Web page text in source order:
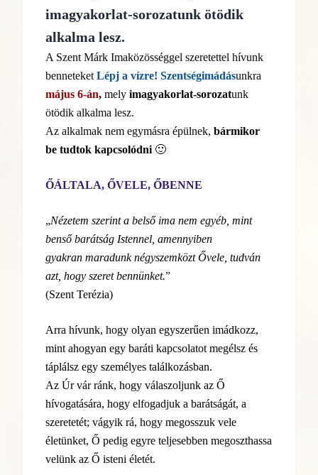
imagyakorlat-sorozatunk ötödik
alkalma lesz.
A Szent Márk Imaközösséggel szeretettel hívunk
benneteket Lépj a vízre! Szentségimádásunkra
május 6-án, mely imagyakorlat-sorozatunk
ötödik alkalma lesz.
Az alkalmak nem egymásra épülnek, bármikor
be tudtok kapcsolódni 🙂
ŐÁLTALA, ŐVELE, ŐBENNE
„Nézetem szerint a belső ima nem egyéb, mint
benső barátság Istennel, amennyiben
gyakran maradunk négyszemközt Ővele, tudván
azt, hogy szeret bennünket.”
(Szent Terézia)
Arra hívunk, hogy olyan egyszerűen imádkozz,
mint ahogyan egy baráti kapcsolatot megélsz és
táplálsz egy személyes találkozásban.
Az Úr vár ránk, hogy válaszoljunk az Ő
hívogatására, hogy elfogadjuk a barátságát, a
szeretetét; vágyik rá, hogy megosszuk vele
életünket, Ő pedig egyre teljesebben megoszthassa
velünk az Ő isteni életét.